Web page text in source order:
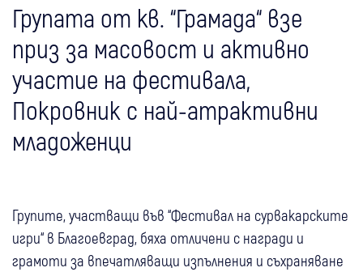
Групата от кв. “Грамада“ взе
приз за масовост и активно
участие на фестивала,
Покровник с най-атрактивни
младоженци
Групите, участващи във “Фестивал на сурвакарските
игри“ в Благоевград, бяха отличени с награди и
грамоти за впечатляващи изпълнения и съхраняване